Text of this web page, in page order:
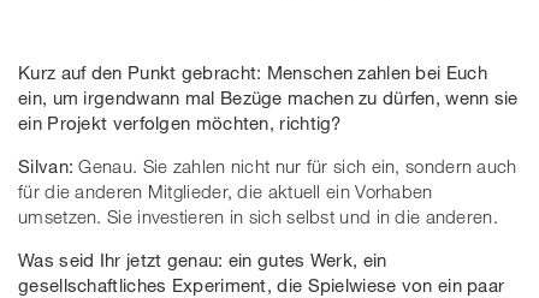
Kurz auf den Punkt gebracht: Menschen zahlen bei Euch
ein, um irgendwann mal Bezüge machen zu dürfen, wenn sie
ein Projekt verfolgen möchten, richtig?
Silvan: Genau. Sie zahlen nicht nur für sich ein, sondern auch
für die anderen Mitglieder, die aktuell ein Vorhaben
umsetzen. Sie investieren in sich selbst und in die anderen.
Was seid Ihr jetzt genau: ein gutes Werk, ein
gesellschaftliches Experiment, die Spielwiese von ein paar